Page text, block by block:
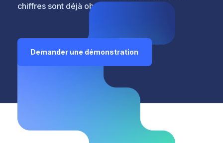
chiffres sont déjà obsolètes.
Demander une démonstration